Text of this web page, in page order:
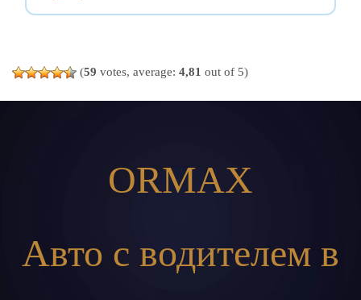
(59 votes, average: 4,81 out of 5)
ORMAX
Авто с водителем в